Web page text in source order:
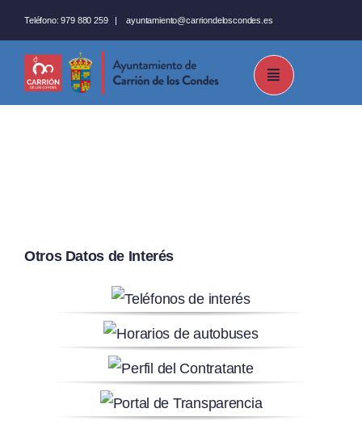
al
contenido
Teléfono: 979 880 259 |ayuntamiento@carriondeloscondes.es
Otros Datos de Interés